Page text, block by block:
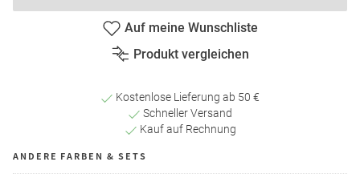
Auf meine Wunschliste
Produkt vergleichen
Kostenlose Lieferung ab 50 €
Schneller Versand
Kauf auf Rechnung
ANDERE FARBEN & SETS